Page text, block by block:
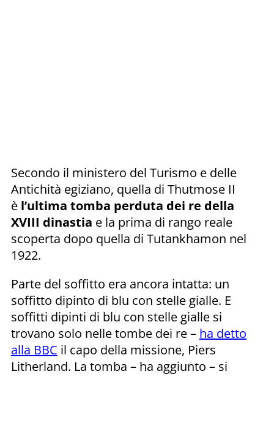
Secondo il ministero del Turismo e delle
Antichità egiziano, quella di Thutmose II
è l’ultima tomba perduta dei re della
XVIII dinastia e la prima di rango reale
scoperta dopo quella di Tutankhamon nel
1922.
Parte del soffitto era ancora intatta: un
soffitto dipinto di blu con stelle gialle. E
soffitti dipinti di blu con stelle gialle si
trovano solo nelle tombe dei re – ha detto
alla BBC il capo della missione, Piers
Litherland. La tomba – ha aggiunto – si